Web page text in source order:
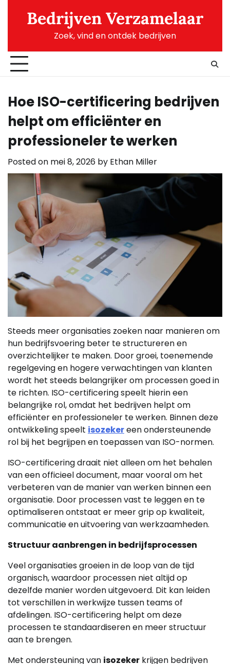
Bedrijven Verzamelaar
Zoek, vind en ontdek bedrijven
Hoe ISO-certificering bedrijven
helpt om efficiënter en
professioneler te werken
Posted on mei 8, 2026 by Ethan Miller
Steeds meer organisaties zoeken naar manieren om
hun bedrijfsvoering beter te structureren en
overzichtelijker te maken. Door groei, toenemende
regelgeving en hogere verwachtingen van klanten
wordt het steeds belangrijker om processen goed in
te richten. ISO-certificering speelt hierin een
belangrijke rol, omdat het bedrijven helpt om
efficiënter en professioneler te werken. Binnen deze
ontwikkeling speelt isozekereen ondersteunende
rol bij het begrijpen en toepassen van ISO-normen.
ISO-certificering draait niet alleen om het behalen
van een officieel document, maar vooral om het
verbeteren van de manier van werken binnen een
organisatie. Door processen vast te leggen en te
optimaliseren ontstaat er meer grip op kwaliteit,
communicatie en uitvoering van werkzaamheden.
Structuur aanbrengen in bedrijfsprocessen
Veel organisaties groeien in de loop van de tijd
organisch, waardoor processen niet altijd op
dezelfde manier worden uitgevoerd. Dit kan leiden
tot verschillen in werkwijze tussen teams of
afdelingen. ISO-certificering helpt om deze
processen te standaardiseren en meer structuur
aan te brengen.
Met ondersteuning van isozeker krijgen bedrijven